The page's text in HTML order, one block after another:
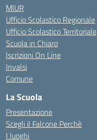
MIUR
Ufficio Scolastico Regionale
Ufficio Scolastico Territoriale
Scuola in Chiaro
Iscrizioni On Line
Invalsi
Comune
La Scuola
Presentazione
Scegli il Falcone Perchè
I luoghi